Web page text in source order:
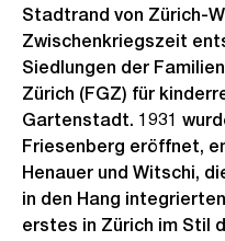
Stadtrand von Zürich-
Zwischenkriegszeit
Siedlungen der
Zürich (FGZ) für
Gartenstadt. 1931
Friesenberg eröffnet,
Henauer und Witschi,
in den Hang
erstes in Zürich im Stil